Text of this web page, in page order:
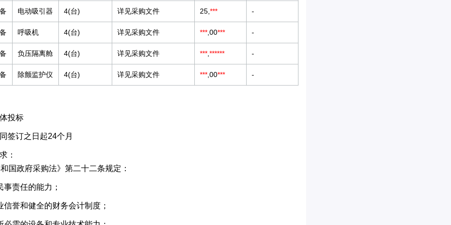
电动吸引器 4(台) 详见采购文件 25, *** -
呼吸机 4(台) 详见采购文件 *** ,00*** -
负压隔离舱 4(台) 详见采购文件 *** ****** -
除颤监护仪 4(台) 详见采购文件 *** ,00*** -
投标
签订之日起24个月
：
国政府采购法》第二十二条规定：
责任的能力；
誉和健全的财务会计制度；